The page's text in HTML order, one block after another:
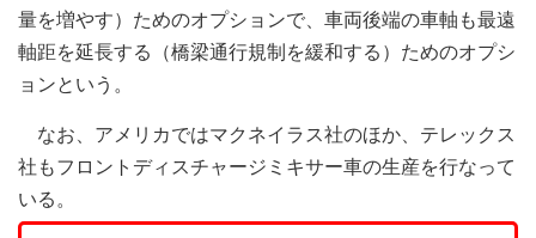
量を増やす）ためのオプションで、車両後端の車軸も最遠
軸距を延長する（橋梁通行規制を緩和する）ためのオプシ
ョンという。
なお、アメリカではマクネイラス社のほか、テレックス
社もフロントディスチャージミキサー車の生産を行なって
いる。